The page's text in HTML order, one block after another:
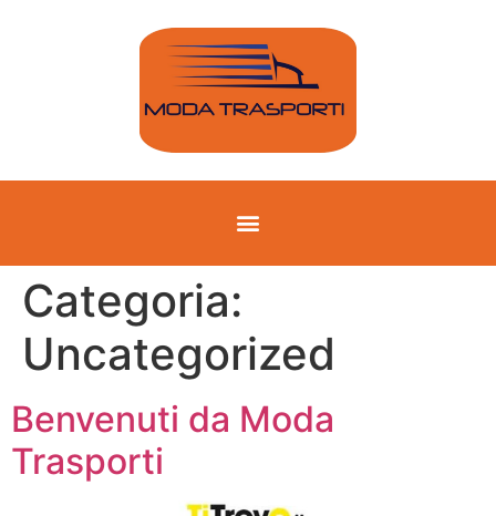
Categoria:
Uncategorized
Benvenuti da Moda
Trasporti